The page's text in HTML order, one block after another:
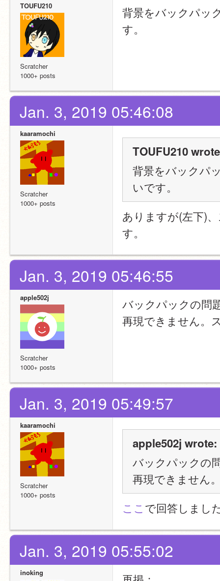
TOUFU210
Scratcher
1000+ posts
背景をバックパッ
す。
Jan. 3, 2019 05:46:08
kaaramochi
Scratcher
1000+ posts
TOUFU210
背景をバックパ
いです。
ありますが(左下)
す。
Jan. 3, 2019 05:46:55
apple502j
Scratcher
1000+ posts
バックパックの問
再現できません。
Jan. 3, 2019 05:49:57
kaaramochi
Scratcher
1000+ posts
apple502j wrote:
バックパックの
再現できません
ここ で回答しまし
Jan. 3, 2019 05:55:02
inoking